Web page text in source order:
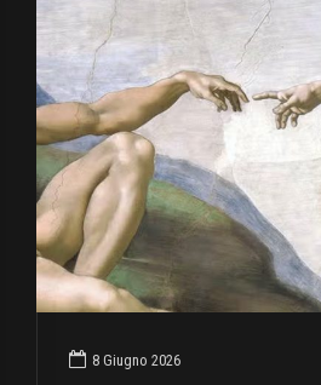
8 Giugno 2026